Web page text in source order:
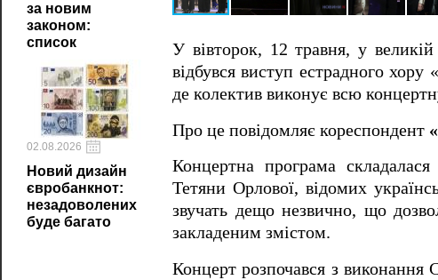
за новим
законом:
список
02.08.2026
Новий дизайн
євробанкнот:
незадоволених
буде багато
У вівторок, 12 травня, у
відбувся виступ естрадного
де колектив виконує всю
Про це повідомляє кореспондент
Концертна програма
Тетяни Орлової, відомих
звучать дещо незвично, що
закладеним змістом.
Концерт розпочався з виконання